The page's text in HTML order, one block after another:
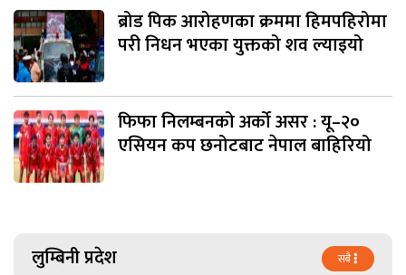
ब्रोड पिक आरोहणका क्रममा हिमपहिरोमा
परी निधन भएका युक्तको शव ल्याइयो
फिफा निलम्बनको अर्को असर : यू–२०
एसियन कप छनोटबाट नेपाल बाहिरियो
लुम्बिनी प्रदेश सबै